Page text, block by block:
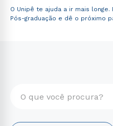
O Unipê te ajuda a ir mais
Pós-graduação e dê o próximo